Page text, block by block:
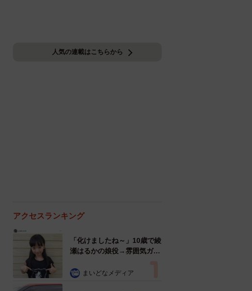
人気の連載はこちらから
アクセスランキング
「化けましたね～」10歳で綾
瀬はるかの娘役→雰囲気ガラ
雰囲気が」「宝塚に入れそ
まいどなメディア